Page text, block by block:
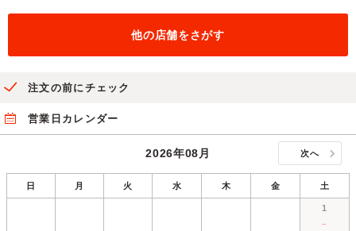
他の店舗をさがす
注文の前にチェック
営業日カレンダー
2026年08月 次へ
日 月 火 水 木 金 土
1
－